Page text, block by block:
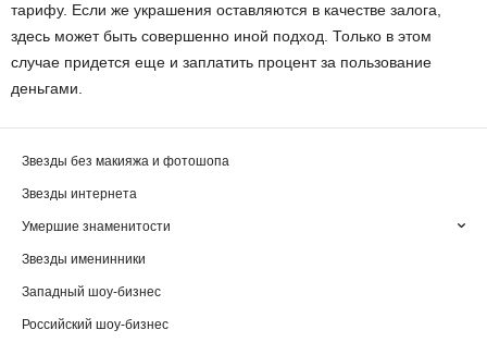
тарифу. Если же украшения оставляются в качестве залога,
здесь может быть совершенно иной подход. Только в этом
случае придется еще и заплатить процент за пользование
деньгами.
Звезды без макияжа и фотошопа
Звезды интернета
Умершие знаменитости
Звезды именинники
Западный шоу-бизнес
Российский шоу-бизнес